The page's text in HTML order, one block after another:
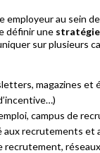
employeur au sein
définir une
sur plusieurs
magazines et
campus de
aux recrutements et
recrutement,